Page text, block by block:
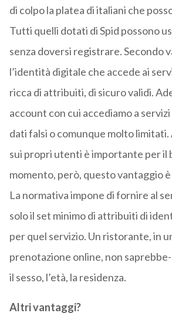
di colpo la platea di italiani che
Tutti quelli dotati di Spid possono
senza doversi registrare. Secondo
l’identità digitale che accede ai
ricca di attribuiti, di sicuro validi.
account con cui accediamo a
dati falsi o comunque molto
sui propri utenti è importante per il
momento, però, questo vantaggio
La normativa impone di fornire al
solo il set minimo di attribuiti di
per quel servizio. Un ristorante, in
prenotazione online, non
il sesso, l’età, la residenza.
Altri vantaggi?